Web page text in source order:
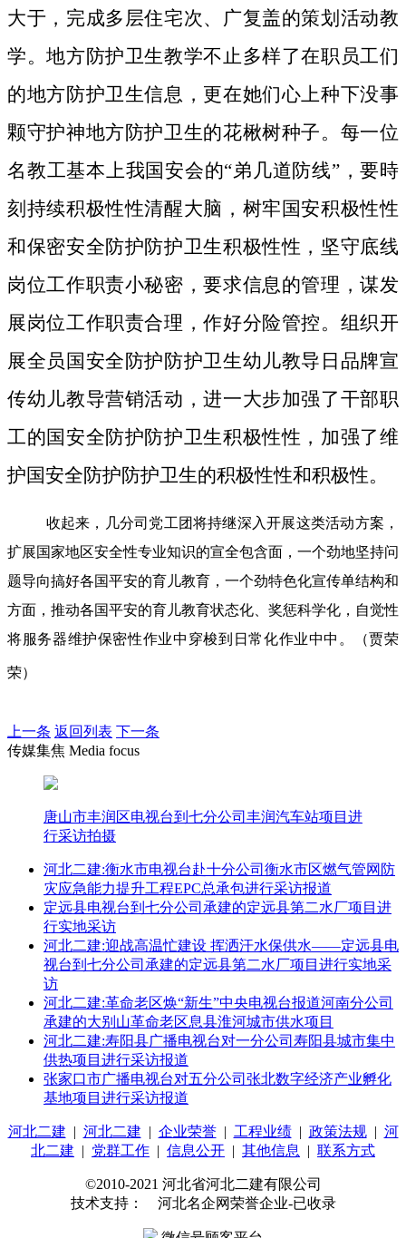
大于，完成多层住宅次、广复盖的策划活动教
学。地方防护卫生教学不止多样了在职员工们
的地方防护卫生信息，更在她们心上种下没事
颗守护神地方防护卫生的花楸树种子。 每一位
名教工基本上我国安会的“弟几道防线”，要時
刻持续积极性性清醒大脑，树牢国安积极性性
和保密安全防护防护卫生积极性性，坚守底线
岗位工作职责小秘密，要求信息的管理，谋发
展岗位工作职责合理，作好分险管控。组织开
展全员国安全防护防护卫生幼儿教导日品牌宣
传幼儿教导营销活动，进一大步加强了干部职
工的国安全防护防护卫生积极性性，加强了维
护国安全防护防护卫生的积极性性和积极性。
收起来，几分司党工团将持继深入开展这类活动方案，
扩展国家地区安全性专业知识的宣全包含面，一个劲地坚持问
题导向搞好各国平安的育儿教育，一个劲特色化宣传单结构和
方面，推动各国平安的育儿教育状态化、奖惩科学化，自觉性
将服务器维护保密性作业中穿梭到日常化作业中中。（贾荣
荣）
上一条 返回列表 下一条
传媒集焦 Media focus
唐山市丰润区电视台到七分公司丰润汽车站项目进
行采访拍摄
河北二建:衡水市电视台赴十分公司衡水市区燃气管网防
灾应急能力提升工程EPC总承包进行采访报道
定远县电视台到七分公司承建的定远县第二水厂项目进
行实地采访
河北二建:迎战高温忙建设 挥洒汗水保供水——定远县电
视台到七分公司承建的定远县第二水厂项目进行实地采
访
河北二建:革命老区焕“新生”中央电视台报道河南分公司
承建的大别山革命老区息县淮河城市供水项目
河北二建:寿阳县广播电视台对一分公司寿阳县城市集中
供热项目进行采访报道
张家口市广播电视台对五分公司张北数字经济产业孵化
基地项目进行采访报道
河北二建 | 河北二建 | 企业荣誉| 工程业绩| 政策法规| 河
北二建 | 党群工作 | 信息公开 | 其他信息 | 联系方式
©2010-2021 河北省河北二建有限公司
技术支持： 河北名企网荣誉企业-已收录